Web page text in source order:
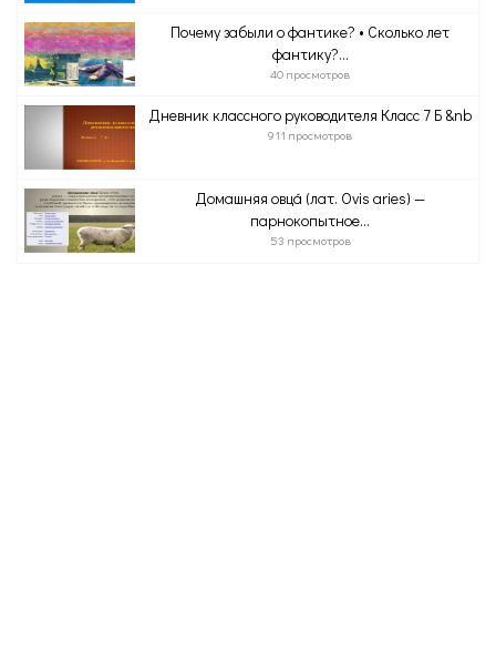
Почему забыли о фантике? • Сколько лет
фантику?...
40 просмотров
Дневник классного руководителя Класс 7 Б &nb
911 просмотров
Домашняя овца́ (лат. Ovis aries) —
парнокопытное...
53 просмотров